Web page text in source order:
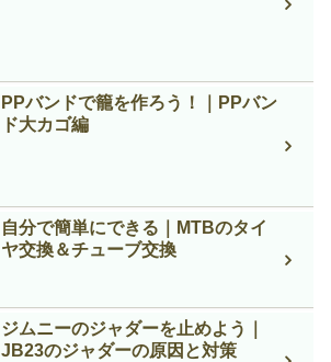
PPバンドで籠を作ろう！｜PPバン
ド大カゴ編
自分で簡単にできる｜MTBのタイ
ヤ交換＆チューブ交換
ジムニーのジャダーを止めよう｜
JB23のジャダーの原因と対策